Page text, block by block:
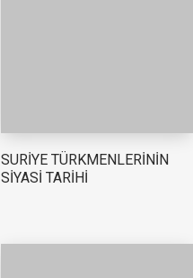
SURİYE TÜRKMENLERİNİN
SİYASİ TARİHİ